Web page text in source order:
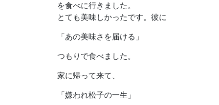
を食べに行きました。
とても美味しかったです。彼に
「あの美味さを届ける」
つもりで食べました。
家に帰って来て、
「嫌われ松子の一生」